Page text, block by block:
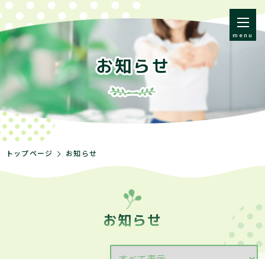
menu
トップページ お知らせ
お知らせ